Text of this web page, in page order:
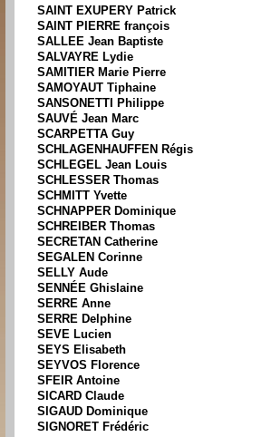
SAINT EXUPERY Patrick
SAINT PIERRE françois
SALLEE Jean Baptiste
SALVAYRE Lydie
SAMITIER Marie Pierre
SAMOYAUT Tiphaine
SANSONETTI Philippe
SAUVÉ Jean Marc
SCARPETTA Guy
SCHLAGENHAUFFEN Régis
SCHLEGEL Jean Louis
SCHLESSER Thomas
SCHMITT Yvette
SCHNAPPER Dominique
SCHREIBER Thomas
SECRETAN Catherine
SEGALEN Corinne
SELLY Aude
SENNÉE Ghislaine
SERRE Anne
SERRE Delphine
SEVE Lucien
SEYS Elisabeth
SEYVOS Florence
SFEIR Antoine
SICARD Claude
SIGAUD Dominique
SIGNORET Frédéric